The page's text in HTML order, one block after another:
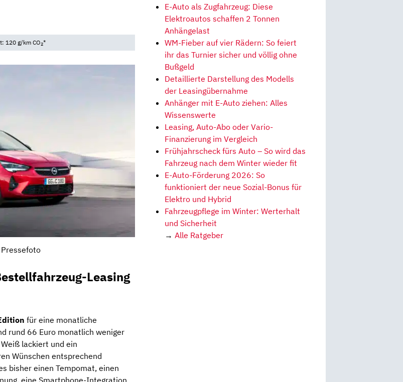
120 g/km CO2*
Pressefoto
Leasing
für eine monatliche
rund 66 Euro monatlich weniger
lackiert und ein
Wünschen entsprechend
bisher einen Tempomat, einen
E-Auto als Zugfahrzeug: Diese
Elektroautos schaffen 2 Tonnen
Anhängelast
WM-Fieber auf vier Rädern: So feiert
ihr das Turnier sicher und völlig ohne
Bußgeld
Detaillierte Darstellung des Modells
der Leasingübernahme
Anhänger mit E-Auto ziehen: Alles
Wissenswerte
Leasing, Auto-Abo oder Vario-
Finanzierung im Vergleich
Frühjahrscheck fürs Auto – So wird das
Fahrzeug nach dem Winter wieder fit
E-Auto-Förderung 2026: So
funktioniert der neue Sozial-Bonus für
Elektro und Hybrid
Fahrzeugpflege im Winter: Werterhalt
und Sicherheit
→ Alle Ratgeber